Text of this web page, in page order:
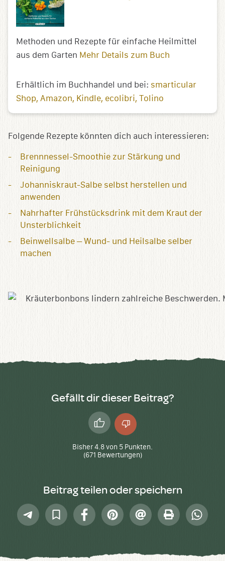
Methoden und Rezepte für einfache Heilmittel
aus dem Garten Mehr Details zum Buch
Erhältlich im Buchhandel und bei: smarticular
Shop Amazon Kindle ecolibri Tolino
Folgende Rezepte könnten dich auch interessieren:
Brennnessel-Smoothie zur Stärkung und
Reinigung
Johanniskraut-Salbe selbst herstellen und
anwenden
Nahrhafter Frühstücksdrink mit dem Kraut der
Unsterblichkeit
Beinwellsalbe – Wund- und Heilsalbe selber
machen
Gefällt dir dieser Beitrag?
Daumen
hoch
Daumen
runter
Bisher4.8von 5 Punkten.
(671 Bewertungen)
Beitrag teilen oder speichern
Telegram
In
Sammlung
FacebookPinterest
E-
Mail
Drucken